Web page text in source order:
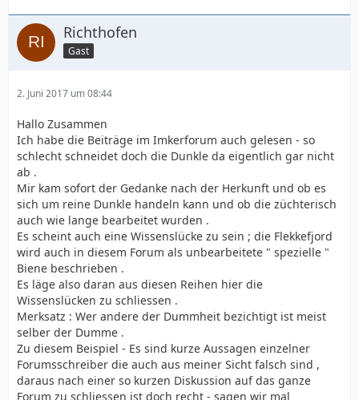
Richthofen
Gast
2. Juni 2017 um 08:44
Hallo Zusammen
Ich habe die Beiträge im Imkerforum auch gelesen - so
schlecht schneidet doch die Dunkle da eigentlich gar nicht
ab .
Mir kam sofort der Gedanke nach der Herkunft und ob es
sich um reine Dunkle handeln kann und ob die züchterisch
auch wie lange bearbeitet wurden .
Es scheint auch eine Wissenslücke zu sein ; die Flekkefjord
wird auch in diesem Forum als unbearbeitete " spezielle "
Biene beschrieben .
Es läge also daran aus diesen Reihen hier die
Wissenslücken zu schliessen .
Merksatz : Wer andere der Dummheit bezichtigt ist meist
selber der Dumme .
Zu diesem Beispiel - Es sind kurze Aussagen einzelner
Forumsschreiber die auch aus meiner Sicht falsch sind ,
daraus nach einer so kurzen Diskussion auf das ganze
Forum zu schliessen ist doch recht - sagen wir mal